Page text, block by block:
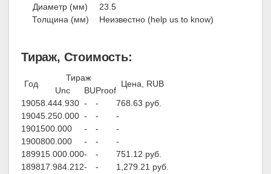
Диаметр (мм)
23.5
Толщина (мм)
Неизвестно (help us to know)
Тираж, Стоимость:
Год
Тираж
Цена, RUB
Unc BUProof
19058.444.930 - -
768.63 руб.
19045.250.000 - -
-
1901500.000 - -
-
1900800.000 - -
-
189915.000.000- -
751.12 руб.
189817.984.212- -
1,279.21 руб.